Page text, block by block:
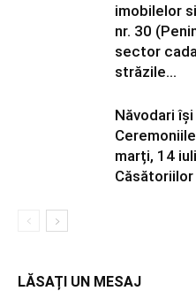
imobilelor
nr. 30
sector
străzile...
Năvodari
marți, 14
Căsătoriilor
LĂSAȚI UN MESAJ